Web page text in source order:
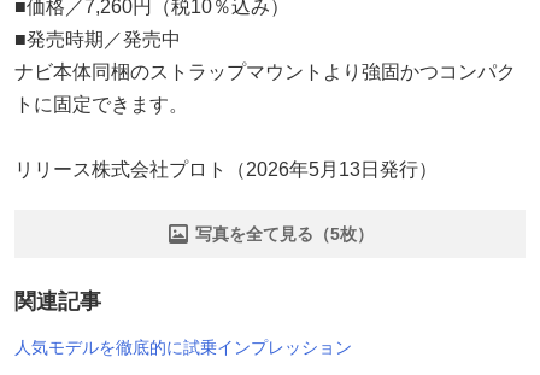
■価格／7,260円（税10％込み）
■発売時期／発売中
ナビ本体同梱のストラップマウントより強固かつコンパク
トに固定できます。
リリース株式会社プロト（2026年5月13日発行）
写真を全て見る（5枚）
関連記事
人気モデルを徹底的に試乗インプレッション